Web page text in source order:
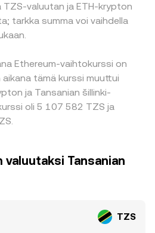
valuutan ja ETH-krypton
tarkka summa voi vaihdella
Ethereum-vaihtokurssi on
tämä kurssi muuttui
ja Tansanian šillinki-
oli 5 107 582 TZS ja
valuutaksi Tansanian
TZS